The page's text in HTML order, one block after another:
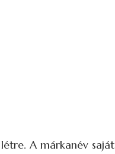
A márkanév saját